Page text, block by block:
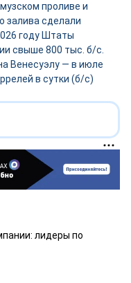
проливе и
залива сделали
году Штаты
свыше 800 тыс. б/с.
Венесуэлу — в июле
в сутки (б/с)